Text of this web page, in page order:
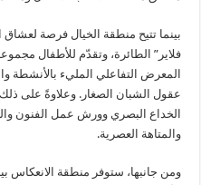
بينما تتيح منطقة الخيال فرصة لعشاق
فلاير” الطائرة، وتقدّم للأطفال
المعرض التفاعلي المليء بالأنشطة
عقول الشبان الصغار. وعلاوةً على
الخداع البصري وورش عمل الفنون
والمتاهة العصرية.
ومن جانبها، ستوفر منطقة الانعكاس